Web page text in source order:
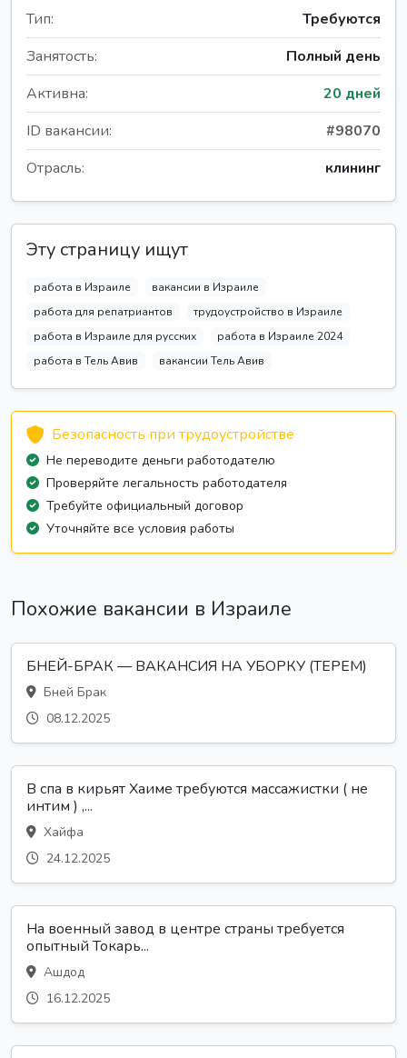
Тип:
Требуются
Занятость:
Полный день
Активна:
20 дней
ID вакансии:
#98070
Отрасль:
клининг
Эту страницу ищут
работа в Израиле
вакансии в Израиле
работа для репатриантов
трудоустройство в Израиле
работа в Израиле для русских
работа в Израиле 2024
работа в Тель Авив
вакансии Тель Авив
Безопасность при трудоустройстве
Не переводите деньги работодателю
Проверяйте легальность работодателя
Требуйте официальный договор
Уточняйте все условия работы
Похожие вакансии в Израиле
БНЕЙ-БРАК — ВАКАНСИЯ НА УБОРКУ (ТЕРЕМ)
Бней Брак
08.12.2025
В спа в кирьят Хаиме требуются массажистки ( не
интим ) ,...
Хайфа
24.12.2025
На военный завод в центре страны требуется
опытный Токарь...
Ашдод
16.12.2025